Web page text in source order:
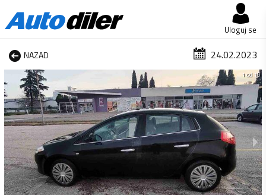
Uloguj se
NAZAD 24.02.2023
1 od 10